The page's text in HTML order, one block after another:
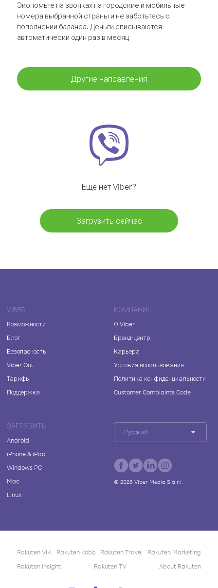
Экономьте на звонках на городские и мобильные
номера выбранной страны и не заботьтесь о
пополнении баланса. Деньги списываются
автоматически один раз в месяц
Другие направления
Ещё нет Viber?
Загрузить сейчас
VIBER
Возможности
Блог
Безопасность
Viber Out
Тарифы
Поддержка
КОМПАНИЯ
О Viber
Бренд-центр
Карьера
Условия использования
Политика конфиденциальности
Customer Complaints Code
ЗАГРУЗИТЬ
Android
iPhone & iPad
Windows PC
Mac
Linux
Русский
© 2026Viber Media S.à r.l.
Rakuten Viki Rakuten Kobo Rakuten Travel
Rakuten Marketing
Rakuten Insight
Rakuten TV About Rakuten